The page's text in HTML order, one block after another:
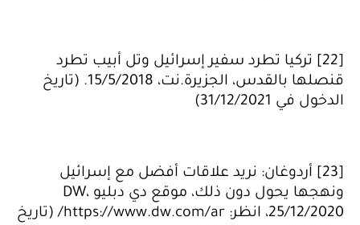
[22] تركيا تطرد سفير إسرائيل وتل أبيب تطرد
قنصلها بالقدس، الجزيرة.نت، 15/5/2018. (تاريخ
الدخول في 31/12/2021)
[23] أردوغان: نريد علاقات أفضل مع إسرائيل
ونهجها يحول دون ذلك، موقع دي دبليو DW،
25/12/2020، انظر: https://www.dw.com/ar/ (تاريخ